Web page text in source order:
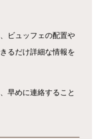
ビュッフェの配置や
るだけ詳細な情報を
早めに連絡すること